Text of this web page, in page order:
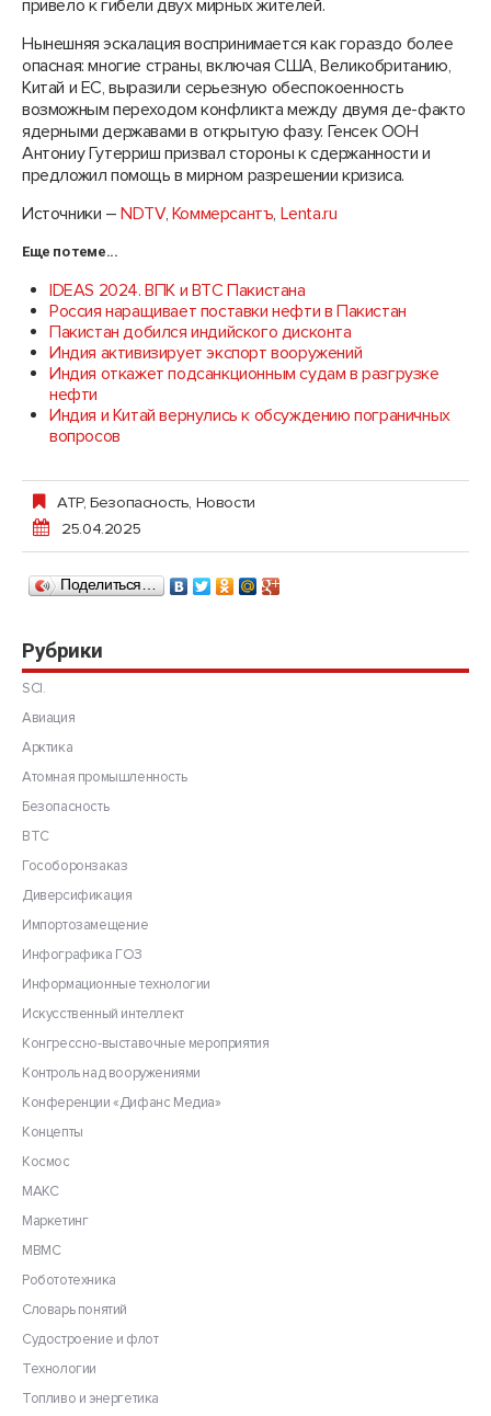
привело к гибели двух мирных жителей.
Нынешняя эскалация воспринимается как гораздо более
опасная: многие страны, включая США, Великобританию,
Китай и ЕС, выразили серьезную обеспокоенность
возможным переходом конфликта между двумя де-факто
ядерными державами в открытую фазу. Генсек ООН
Антониу Гутерриш призвал стороны к сдержанности и
предложил помощь в мирном разрешении кризиса.
Источники –NDTV, Коммерсантъ, Lenta.ru
Еще по теме...
IDEAS 2024. ВПК и ВТС Пакистана
Россия наращивает поставки нефти в Пакистан
Пакистан добился индийского дисконта
Индия активизирует экспорт вооружений
Индия откажет подсанкционным судам в разгрузке
нефти
Индия и Китай вернулись к обсуждению пограничных
вопросов
АТР,Безопасность, Новости
25.04.2025
Поделиться…
Рубрики
SCI.
Авиация
Арктика
Атомная промышленность
Безопасность
ВТС
Гособоронзаказ
Диверсификация
Импортозамещение
Инфографика ГОЗ
Информационные технологии
Искусственный интеллект
Конгрессно-выставочные мероприятия
Контроль над вооружениями
Конференции «Дифанс Медиа»
Концепты
Космос
МАКС
Маркетинг
МВМС
Робототехника
Словарь понятий
Судостроение и флот
Технологии
Топливо и энергетика